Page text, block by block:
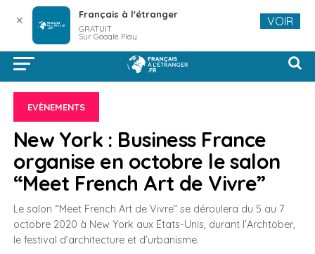
EVÈNEMENTS
New York : Business France
organise en octobre le salon
“Meet French Art de Vivre”
Le salon “Meet French Art de Vivre” se déroulera du 5 au 7
octobre 2020 à New York aux États-Unis, durant l’Archtober,
le festival d’architecture et d’urbanisme.
✕ Français à l'étranger
GRATUIT
Sur Google Play
VOIR